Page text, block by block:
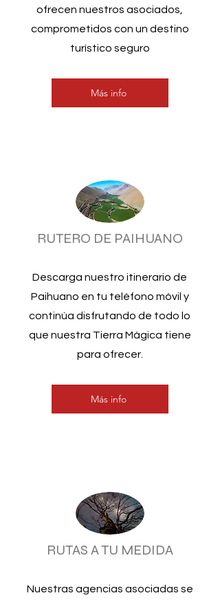
ofrecen nuestros asociados,
comprometidos con un destino
turístico seguro
Más info
RUTERO DE PAIHUANO
Descarga nuestro itinerario de
Paihuano en tu teléfono móvil y
continúa disfrutando de todo lo
que nuestra Tierra Mágica tiene
para ofrecer.
Más info
RUTAS A TU MEDIDA
Nuestras agencias asociadas se